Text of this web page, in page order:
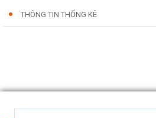
THÔNG TIN THỐNG KÊ